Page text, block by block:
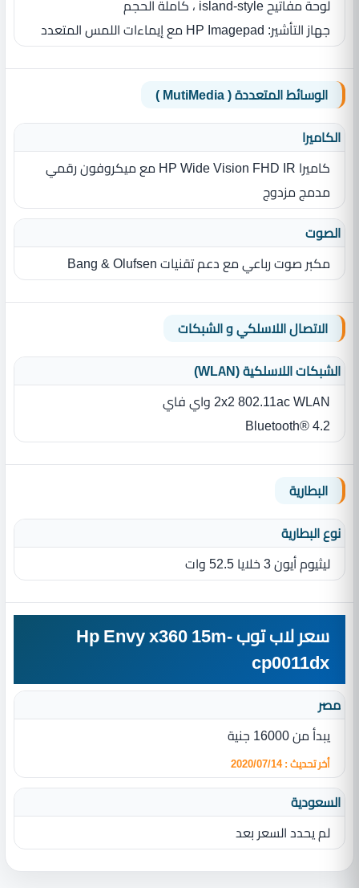
لوحة مفاتيح island-style ، كاملة الحجم
جهاز التأشير: HP Imagepad مع إيماءات اللمس المتعدد
الوسائط المتعددة ( MutiMedia )
الكاميرا
كاميرا HP Wide Vision FHD IR مع ميكروفون رقمي
مدمج مزدوج
الصوت
مكبر صوت رباعي مع دعم تقنيات Bang & Olufsen
الاتصال اللاسلكي و الشبكات
الشبكات اللاسلكية (WLAN)
2x2 802.11ac WLAN واي فاي
Bluetooth® 4.2
البطارية
نوع البطارية‏
ليثيوم أيون 3 خلايا 52.5 وات
سعر لاب توب Hp Envy x360 15m-
cp0011dx
مصر
يبدأ من 16000 جنية
أخر تحديث : 2020/07/14
السعودية
لم يحدد السعر بعد